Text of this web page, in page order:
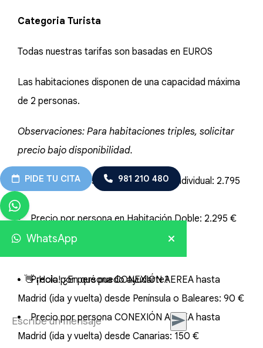
Categoria Turista
Todas nuestras tarifas son basadas en EUROS
Las habitaciones disponen de una capacidad máxima
de 2 personas.
Observaciones: Para habitaciones triples, solicitar
precio bajo disponibilidad.
Precio por persona en Habitación Individual: 2.795
€
Precio por persona en Habitación Doble: 2.295 €
Precio por persona CONEXIÓN AEREA hasta
Madrid (ida y vuelta) desde Península o Baleares: 90 €
Precio por persona CONEXIÓN AEREA hasta
Madrid (ida y vuelta) desde Canarias: 150 €
PIDE TU CITA 981 210 480
WhatsApp
👋 ¡Hola! ¿En qué puedo ayudarte?